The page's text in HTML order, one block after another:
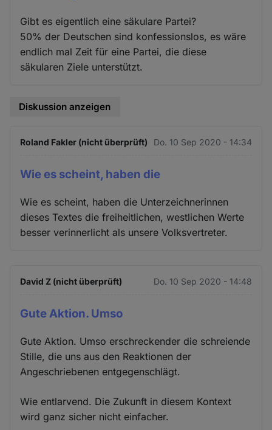
Gibt es eigentlich eine säkulare Partei?
50% der Deutschen sind konfessionslos, es wäre
endlich mal Zeit für eine Partei, die diese
säkularen Ziele unterstützt.
Diskussion anzeigen
Roland Fakler (nicht überprüft) Do. 10 Sep 2020 - 14:34
Wie es scheint, haben die
Wie es scheint, haben die Unterzeichnerinnen
dieses Textes die freiheitlichen, westlichen Werte
besser verinnerlicht als unsere Volksvertreter.
David Z (nicht überprüft) Do. 10 Sep 2020 - 14:48
Gute Aktion. Umso
Gute Aktion. Umso erschreckender die schreiende
Stille, die uns aus den Reaktionen der
Angeschriebenen entgegenschlägt.
Wie entlarvend. Die Zukunft in diesem Kontext
wird ganz sicher nicht einfacher.